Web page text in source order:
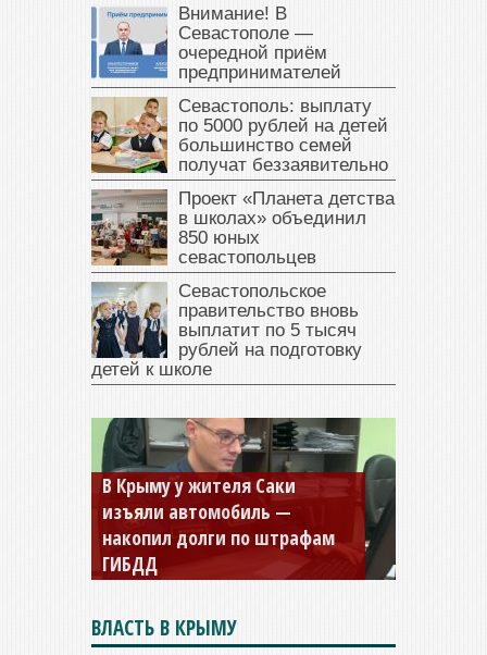
Внимание! В
Севастополе —
очередной приём
предпринимателей
Севастополь: выплату
по 5000 рублей на детей
большинство семей
получат беззаявительно
Проект «Планета детства
в школах» объединил
850 юных
севастопольцев
Севастопольское
правительство вновь
выплатит по 5 тысяч
рублей на подготовку
детей к школе
В Крыму у жителя Саки
изъяли автомобиль —
накопил долги по штрафам
ГИБДД
ВЛАСТЬ В КРЫМУ